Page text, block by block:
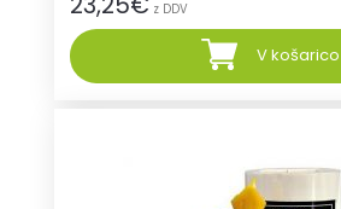
z DDV
V košarico